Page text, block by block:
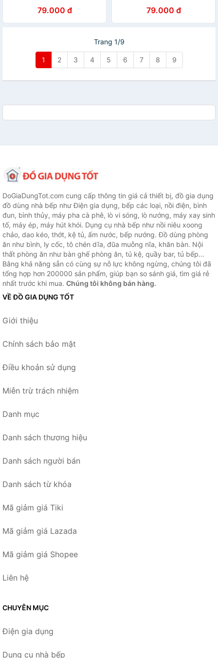
79.000 đ 79.000 đ
Trang 1/9
1 2 3 4 5 6 7 8 9
DoGiaDungTot.com cung cấp thông tin giá cả thiết bị, đồ gia dụng
đồ dùng nhà bếp như Điện gia dụng, bếp các loại, nồi điện, bình
đun, bình thủy, máy pha cà phê, lò vi sóng, lò nướng, máy xay sinh
tố, máy ép, máy hút khói. Dụng cụ nhà bếp như nồi niêu xoong
chảo, dao kéo, thớt, kệ tủ, ấm nước, bếp nướng. Đồ dùng phòng
ăn như bình, ly cốc, tô chén dĩa, đũa muỗng nĩa, khăn bàn. Nội
thất phòng ăn như bàn ghế phòng ăn, tủ kệ, quầy bar, tủ bếp...
Bằng khả năng sẵn có cùng sự nỗ lực không ngừng, chúng tôi đã
tổng hợp hơn 200000 sản phẩm, giúp bạn so sánh giá, tìm giá rẻ
nhất trước khi mua. Chúng tôi không bán hàng.
VỀ ĐỒ GIA DỤNG TỐT
Giới thiệu
Chính sách bảo mật
Điều khoản sử dụng
Miễn trừ trách nhiệm
Danh mục
Danh sách thương hiệu
Danh sách người bán
Danh sách từ khóa
Mã giảm giá Tiki
Mã giảm giá Lazada
Mã giảm giá Shopee
Liên hệ
CHUYÊN MỤC
Điện gia dụng
Dụng cụ nhà bếp